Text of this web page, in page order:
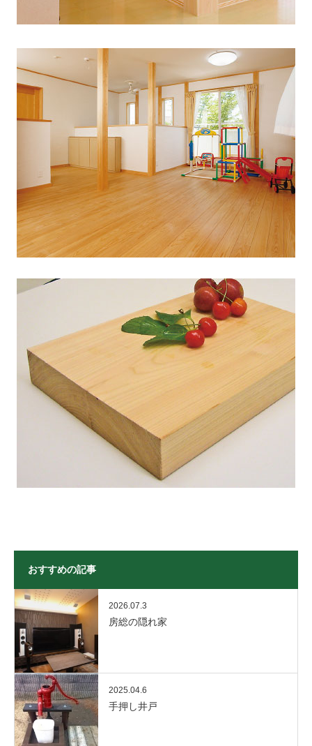
おすすめの記事
2026.07.3
房総の隠れ家
2025.04.6
手押し井戸